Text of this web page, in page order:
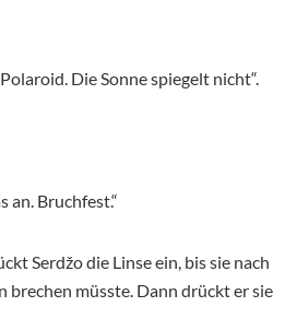
Die Sonne spiegelt nicht“.
an. Bruchfest.“
Serdžo die Linse ein, bis sie nach
brechen müsste. Dann drückt er sie